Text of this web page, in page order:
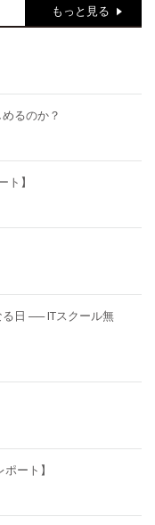
もっと見る
るのか？
ト】
日 ── ITスクール無
ート】